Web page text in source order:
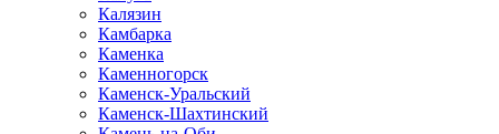
Калязин
Камбарка
Каменка
Каменногорск
Каменск-Уральский
Каменск-Шахтинский